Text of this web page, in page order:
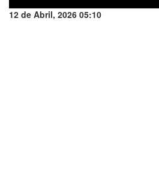
12 de Abril, 2026 05:10